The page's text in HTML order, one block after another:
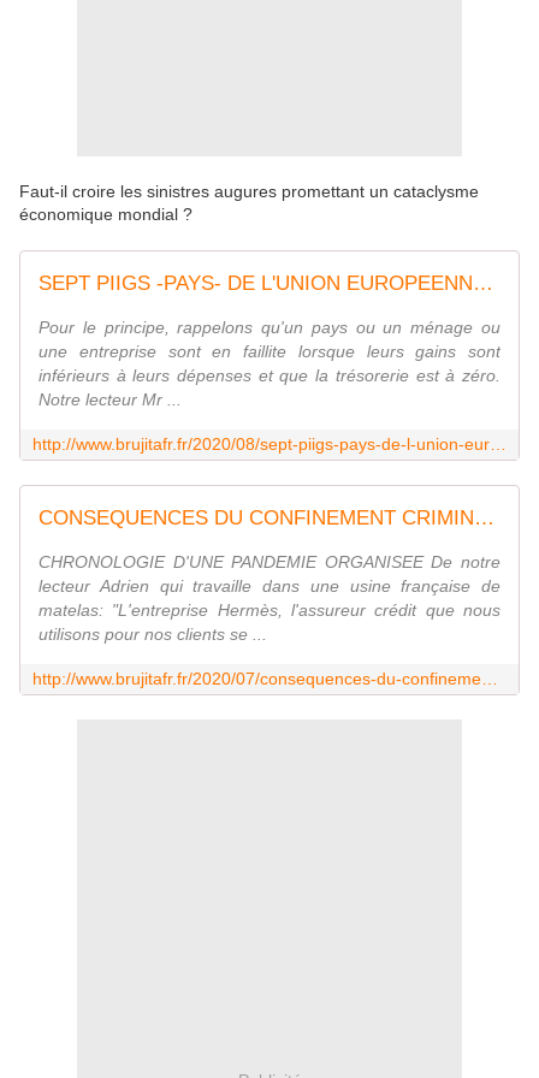
Faut-il croire les sinistres augures promettant un cataclysme
économique mondial ?
SEPT PIIGS -PAYS- DE L'UNION EUROPEENNE SONT DESORMAIS BIEN EN FAILLITE - FITCH USA - MOINS de BIENS PLUS de LIENS
Pour le principe, rappelons qu'un pays ou un ménage ou
une entreprise sont en faillite lorsque leurs gains sont
inférieurs à leurs dépenses et que la trésorerie est à zéro.
Notre lecteur Mr ...
CONSEQUENCES DU CONFINEMENT CRIMINEL DE MACRON SUR LES PME FRANCAISES - MOINS de BIENS PLUS de LIENS
CHRONOLOGIE D'UNE PANDEMIE ORGANISEE De notre
lecteur Adrien qui travaille dans une usine française de
matelas: "L'entreprise Hermès, l'assureur crédit que nous
utilisons pour nos clients se ...